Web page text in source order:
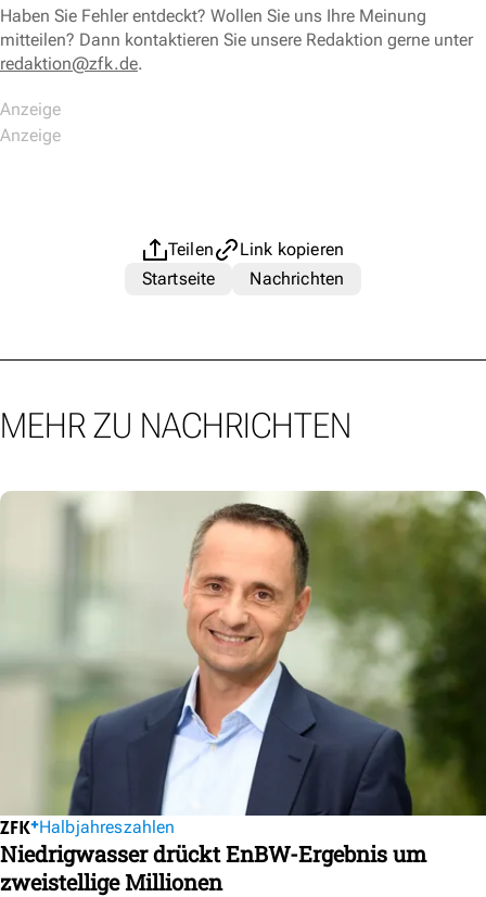
Haben Sie Fehler entdeckt? Wollen Sie uns Ihre Meinung
mitteilen? Dann kontaktieren Sie unsere Redaktion gerne unter
redaktion@zfk.de.
Teilen
Link kopieren
Startseite
Nachrichten
MEHR ZU NACHRICHTEN
Halbjahreszahlen
Niedrigwasser drückt EnBW-Ergebnis um
zweistellige Millionen